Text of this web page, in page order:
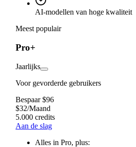
AI-modellen van hoge kwaliteit
Meest populair
Pro+
Jaarlijks
Voor gevorderde gebruikers
Bespaar $96
$32/Maand
5.000 credits
Aan de slag
Alles in Pro, plus: